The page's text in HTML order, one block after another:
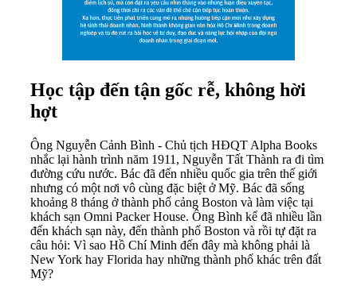
Học tập đến tận gốc rễ, không hời
hợt
Ông Nguyễn Cảnh Bình - Chủ tịch HĐQT Alpha Books
nhắc lại hành trình năm 1911, Nguyễn Tất Thành ra đi tìm
đường cứu nước. Bác đã đến nhiều quốc gia trên thế giới
nhưng có một nơi vô cùng đặc biệt ở Mỹ. Bác đã sống
khoảng 8 tháng ở thành phố cảng Boston và làm việc tại
khách sạn Omni Packer House. Ông Bình kể đã nhiều lần
đến khách sạn này, đến thành phố Boston và rồi tự đặt ra
câu hỏi: Vì sao Hồ Chí Minh đến đây mà không phải là
New York hay Florida hay những thành phố khác trên đất
Mỹ?